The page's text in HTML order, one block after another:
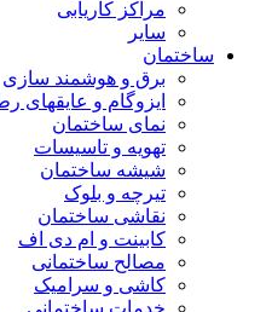
مراکز کاریابی
سایر
ساختمان
برق و هوشمند سازی
ایزوگام و عایقهای رطوبتی
نمای ساختمان
تهویه و تاسیسات
شیشه ساختمان
تیرچه و بلوک
نقاشی ساختمان
کابینت و ام دی اف
مصالح ساختمانی
کاشی و سرامیک